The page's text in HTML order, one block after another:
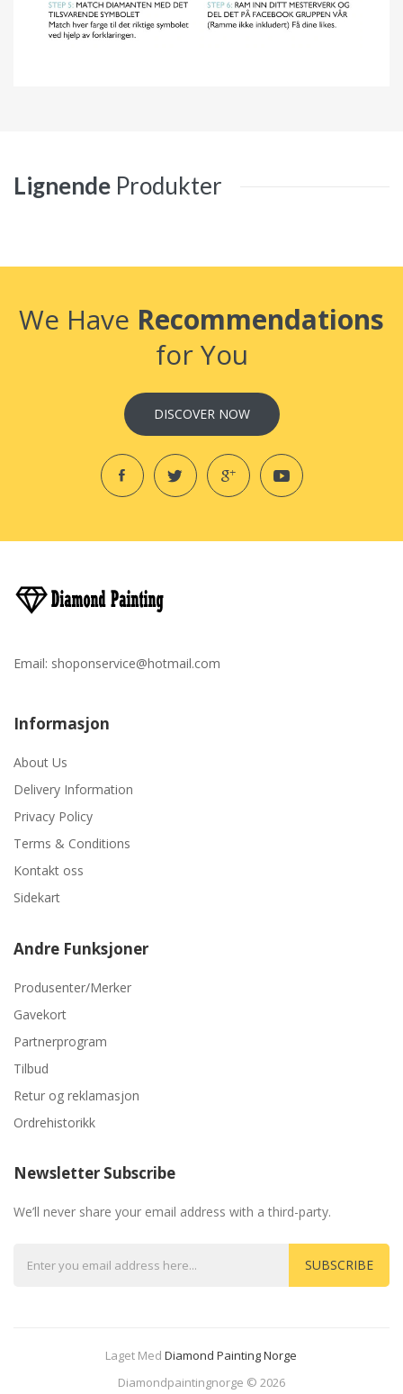
Lignende Produkter
We Have Recommendations
for You
DISCOVER NOW
Email: shoponservice@hotmail.com
Informasjon
About Us
Delivery Information
Privacy Policy
Terms & Conditions
Kontakt oss
Sidekart
Andre Funksjoner
Produsenter/Merker
Gavekort
Partnerprogram
Tilbud
Retur og reklamasjon
Ordrehistorikk
Newsletter Subscribe
We’ll never share your email address with a third-party.
SUBSCRIBE
Laget Med Diamond Painting Norge
Diamondpaintingnorge © 2026